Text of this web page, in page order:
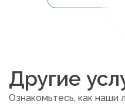
Другие
Ознакомьтесь, как